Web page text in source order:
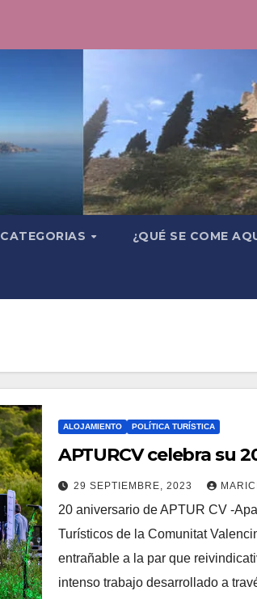
CATEGORIAS ¿QUÉ SE COME
ALOJAMIENTO POLÍTICA TURÍSTICA
APTURCV celebra su
29 SEPTIEMBRE, 2023
20 aniversario de APTUR CV -
Turísticos de la Comunitat
entrañable a la par que
intenso trabajo desarrollado a